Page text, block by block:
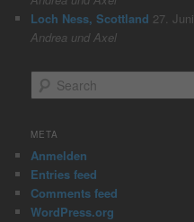
Loch Ness, Scottland 27.
Andrea und Axel
e
r
h
META
Anmelden
Entries feed
Comments feed
WordPress.org